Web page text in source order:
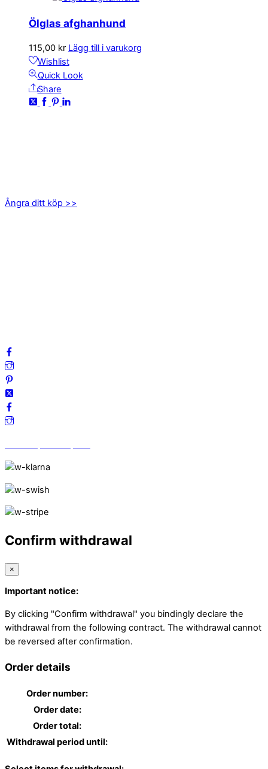
Ölglas afghanhund
115,00 kr Lägg till i varukorg
Wishlist
Quick Look
Share
Ångra ditt köp >>
Confirm withdrawal
×
Important notice:
By clicking "Confirm withdrawal" you bindingly declare the
withdrawal from the following contract. The withdrawal cannot
be reversed after confirmation.
Order details
Order number:
Order date:
Order total:
Withdrawal period until: